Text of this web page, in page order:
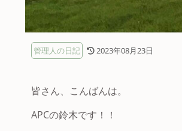
管理人の日記 2023年08月23日
皆さん、こんばんは。
APCの鈴木です！！